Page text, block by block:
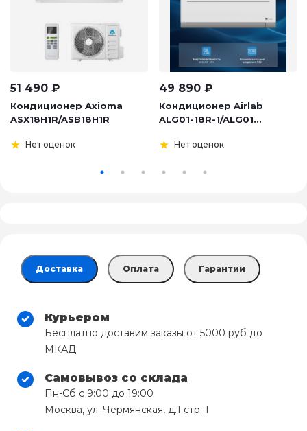
51 490 ₽
Кондиционер Axioma
ASX18H1R/ASB18H1R
Нет оценок
49 890 ₽
Кондиционер Airlab
ALG01-18R-1/ALG01...
Нет оценок
Доставка Оплата Гарантии
Курьером
Бесплатно доставим заказы от 5000 руб до
МКАД
Самовывоз со склада
Пн-Сб с 9:00 до 19:00
Москва, ул. Чермянская, д.1 стр. 1